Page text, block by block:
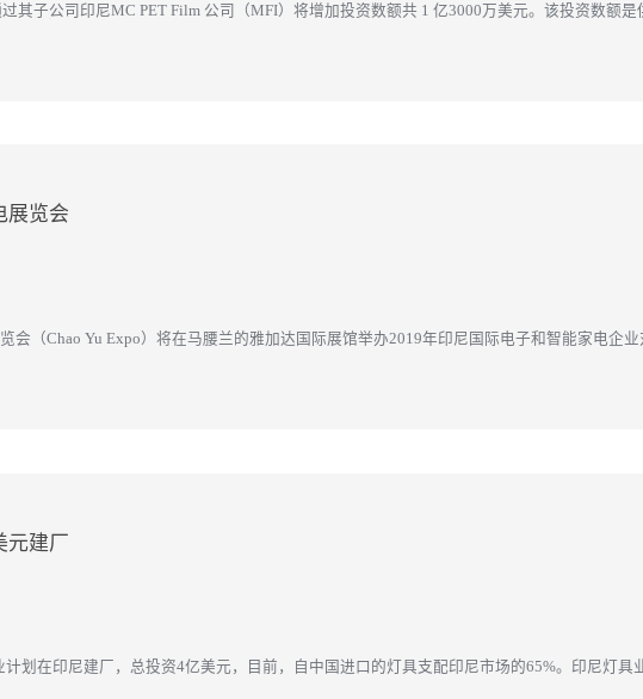
其子公司印尼MC PET Film 公司（MFI）将增加投资数额共 1 亿3000万美元。该投资数额是
展览会
会（Chao Yu Expo）将在马腰兰的雅加达国际展馆举办2019年印尼国际电子和智能家电企
元建厂
计划在印尼建厂，总投资4亿美元，目前，自中国进口的灯具支配印尼市场的65%。印尼灯具